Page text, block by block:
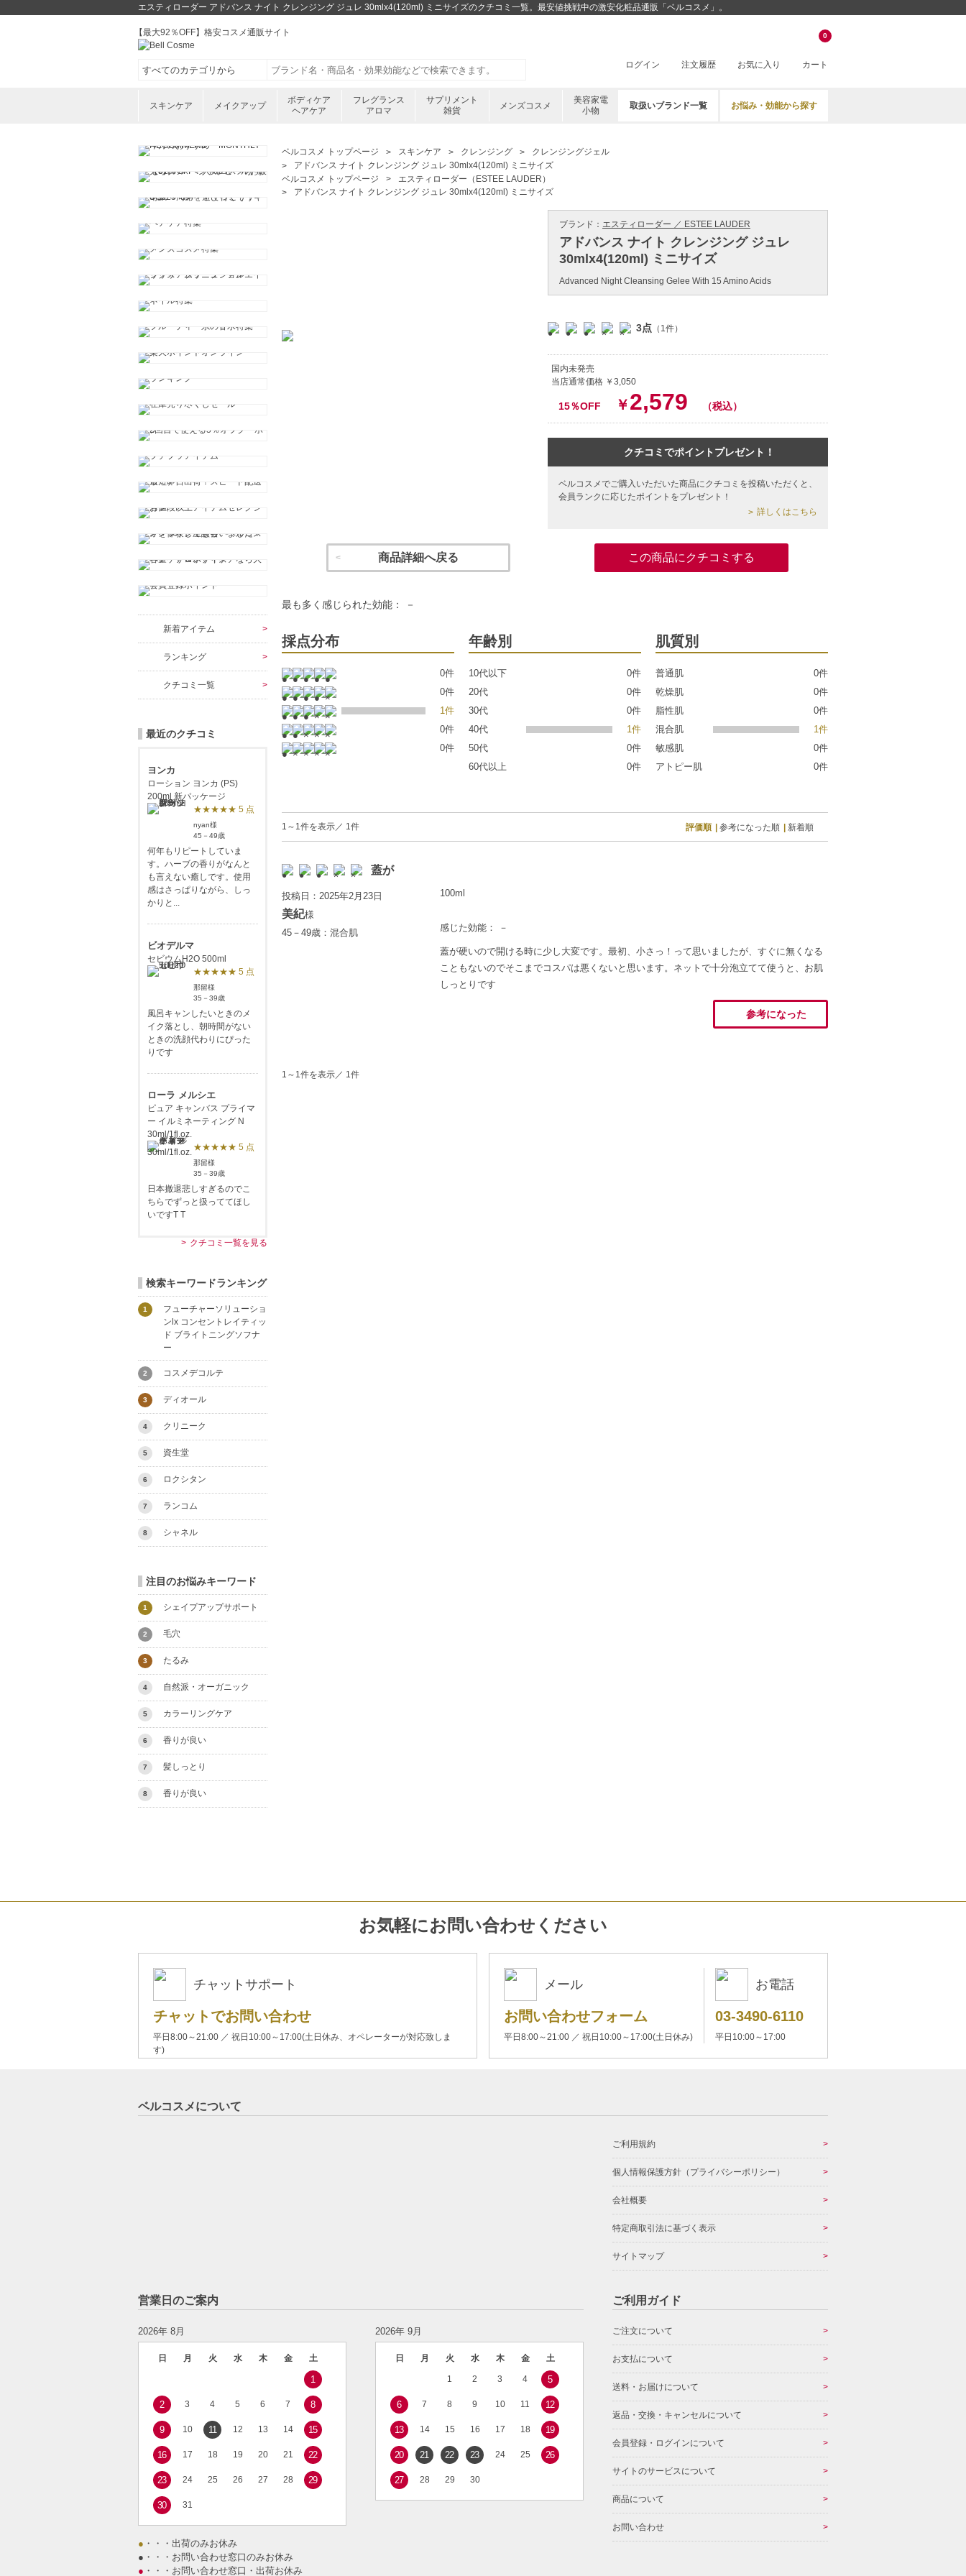
エスティローダー アドバンス ナイト クレンジング ジュレ 30mlx4(120ml) ミニサイズのクチコミ一覧。最安値挑戦中の激安化粧品通販「ベルコスメ」。
【最大92％OFF】格安コスメ通販サイト
ログイン 注文履歴 お気に入り カート
0
スキンケア メイクアップ
ボディケア
ヘアケア
フレグランス
アロマ
サプリメント
雑貨
メンズコスメ
美容家電
小物
取扱いブランド一覧 お悩み・効能から探す
ベルコスメ トップページ スキンケア クレンジング
クレンジングジェル
アドバンス ナイト クレンジング ジュレ 30mlx4(120ml) ミニサイズ
ベルコスメ トップページ
エスティローダー（ESTEE LAUDER）
アドバンス ナイト クレンジング ジュレ 30mlx4(120ml) ミニサイズ
ブランド： エスティローダー ／ ESTEE LAUDER
アドバンス ナイト クレンジング ジュレ
30mlx4(120ml) ミニサイズ
Advanced Night Cleansing Gelee With 15 Amino Acids
3点 （1件）
国内未発売
当店通常価格 ￥3,050
15％OFF ￥2,579 （税込）
クチコミでポイントプレゼント！
ベルコスメでご購入いただいた商品にクチコミを投稿いただくと、
会員ランクに応じたポイントをプレゼント！
詳しくはこちら
商品詳細へ戻る この商品にクチコミする
最も多く感じられた効能： －
採点分布
0件
0件
1件
0件
0件
年齢別
10代以下
0件
20代
0件
30代
0件
40代
1件
50代
0件
60代以上
0件
肌質別
普通肌
0件
乾燥肌
0件
脂性肌
0件
混合肌
1件
敏感肌
0件
アトピー肌
0件
1～1件を表示／ 1件 評価順 参考になった順 新着順
蓋が
投稿日：2025年2月23日
美紀様
45－49歳：混合肌
100ml
感じた効能： －
蓋が硬いので開ける時に少し大変です。最初、小さっ！って思いましたが、すぐに無くなる
こともないのでそこまでコスパは悪くないと思います。ネットで十分泡立てて使うと、お肌
しっとりです
参考になった
1～1件を表示／ 1件
新着アイテム
ランキング
クチコミ一覧
最近のクチコミ
ヨンカ
ローション ヨンカ (PS)
200ml 新パッケージ
★★★★★ 5 点
nyan様
45－49歳
何年もリピートしていま
す。ハーブの香りがなんと
も言えない癒しです。使用
感はさっぱりながら、しっ
かりと...
ビオデルマ
セビウムH2O 500ml
★★★★★ 5 点
那留様
35－39歳
風呂キャンしたいときのメ
イク落とし、朝時間がない
ときの洗顔代わりにぴった
りです
ローラ メルシエ
ピュア キャンバス プライマ
ー イルミネーティング N
30ml/1fl.oz.
★★★★★ 5 点
那留様
35－39歳
日本撤退悲しすぎるのでこ
ちらでずっと扱っててほし
いですT T
クチコミ一覧を見る
検索キーワードランキング
1
フューチャーソリューショ
ンlx コンセントレイティッ
ド ブライトニングソフナ
ー
2 コスメデコルテ
3 ディオール
4 クリニーク
5 資生堂
6 ロクシタン
7 ランコム
8 シャネル
注目のお悩みキーワード
1 シェイプアップサポート
2 毛穴
3 たるみ
4 自然派・オーガニック
5 カラーリングケア
6 香りが良い
7 髪しっとり
8 香りが良い
お気軽にお問い合わせください
チャットサポート
チャットでお問い合わせ
平日8:00～21:00 ／ 祝日10:00～17:00(土日休み、オペレーターが対応致しま
す)
メール
お問い合わせフォーム
平日8:00～21:00 ／ 祝日10:00～17:00(土日休み)
お電話
03-3490-6110
平日10:00～17:00
ベルコスメについて
ご利用規約
個人情報保護方針（プライバシーポリシー）
会社概要
特定商取引法に基づく表示
サイトマップ
営業日のご案内
2026年 8月
日 月 火 水 木 金 土
1
2 3 4 5 6 7 8
9 10 11 12 13 14 15
16 17 18 19 20 21 22
23 24 25 26 27 28 29
30 31
2026年 9月
日 月 火 水 木 金 土
1 2 3 4 5
6 7 8 9 10 11 12
13 14 15 16 17 18 19
20 21 22 23 24 25 26
27 28 29 30
● ・・・出荷のみお休み
● ・・・お問い合わせ窓口のみお休み
● ・・・お問い合わせ窓口・出荷お休み
ご利用ガイド
ご注文について
お支払について
送料・お届けについて
返品・交換・キャンセルについて
会員登録・ログインについて
サイトのサービスについて
商品について
お問い合わせ